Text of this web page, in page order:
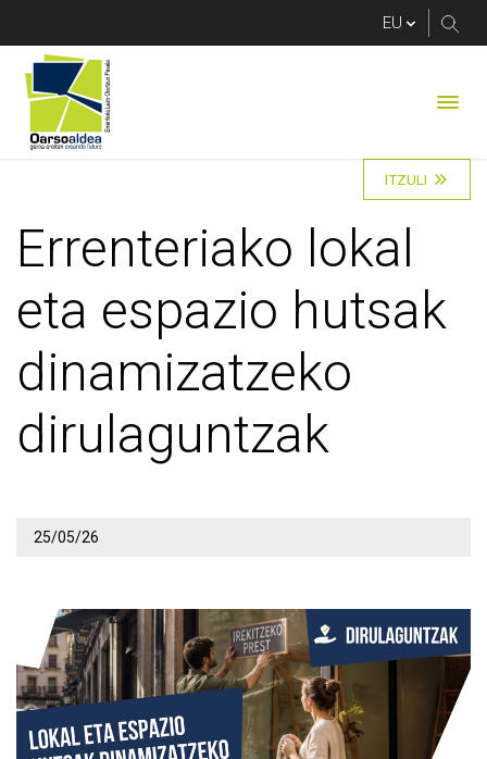
Errenteriako lokalITZULI
Errenteriako lokal
eta espazio hutsak
dinamizatzeko
dirulaguntzak
25/05/26